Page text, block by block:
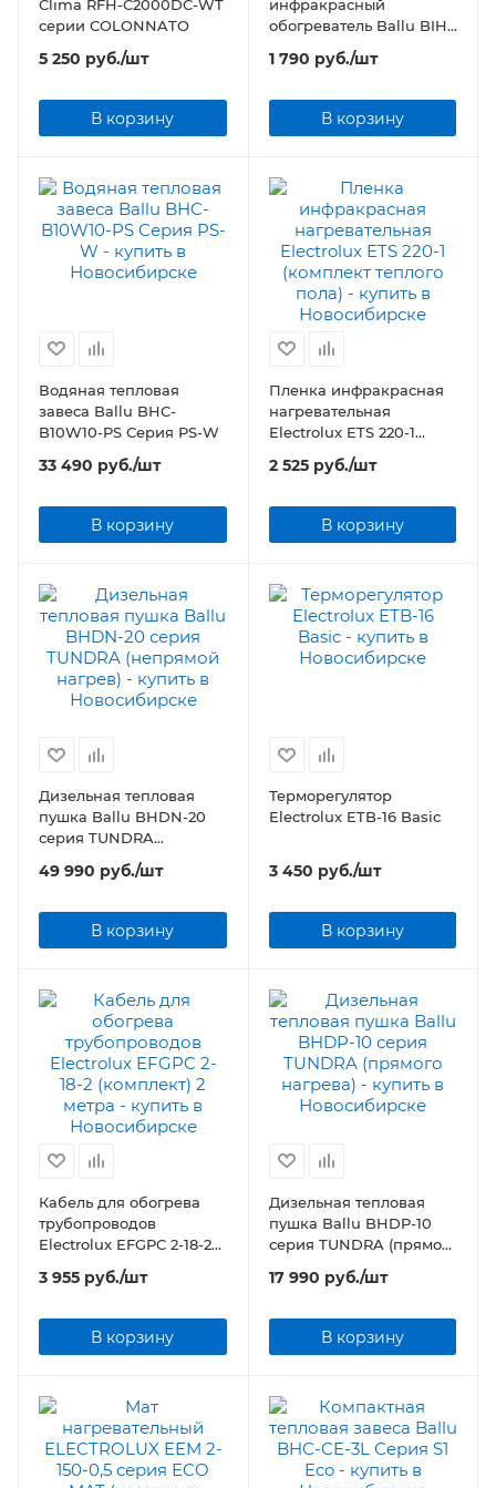
Clima RFH-C2000DC-WT
серии COLONNATO
5 250 руб./шт
В корзину
инфракрасный
обогреватель Ballu BIH-
1 790 руб./шт
В корзину
Водяная тепловая
завеса Ballu BHC-
B10W10-PS Серия PS-W
33 490 руб./шт
В корзину
Пленка инфракрасная
нагревательная
Electrolux ETS 220-1
(комплект теплого пола)
2 525руб./шт
В корзину
Дизельная тепловая
пушка Ballu BHDN-20
серия TUNDRA
(непрямой нагрев)
49 990 руб./шт
В корзину
Терморегулятор
Electrolux ETB-16 Basic
3 450 руб./шт
В корзину
Кабель для обогрева
трубопроводов
Electrolux EFGPC 2-18-2
(комплект) 2 метра
3 955 руб./шт
В корзину
Дизельная тепловая
пушка Ballu BHDP-10
серия TUNDRA (прямого
17 990 руб./шт
В корзину